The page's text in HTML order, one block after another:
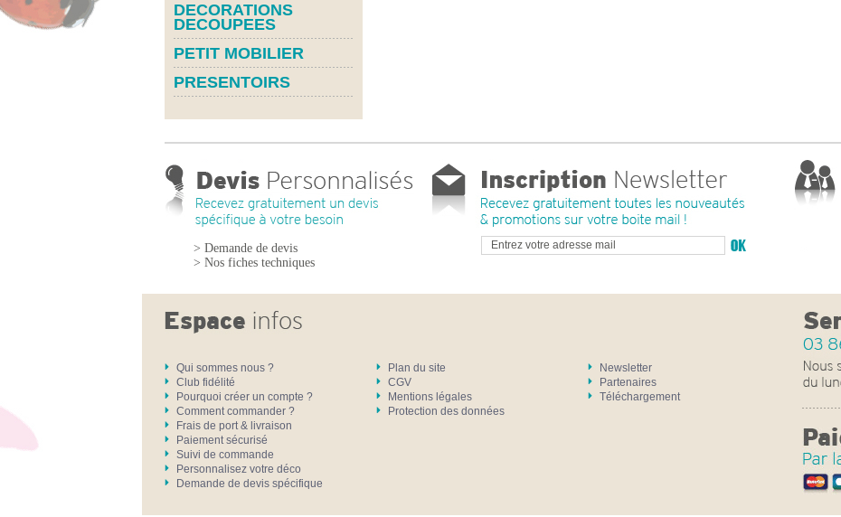
DECORATIONS
DECOUPEES
PETIT MOBILIER
PRESENTOIRS
> Demande de devis
> Nos fiches techniques
Qui sommes nous ?
Club fidélité
Pourquoi créer un compte ?
Comment commander ?
Frais de port & livraison
Paiement sécurisé
Suivi de commande
Personnalisez votre déco
Demande de devis spécifique
Plan du site
CGV
Mentions légales
Protection des données
Newsletter
Partenaires
Téléchargement